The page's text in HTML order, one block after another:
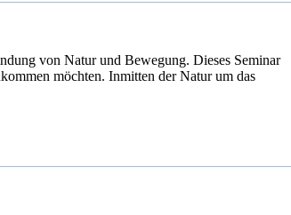
von Natur und Bewegung. Dieses Seminar
möchten. Inmitten der Natur um das